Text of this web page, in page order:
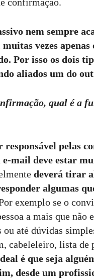
nem sempre
vezes apenas
Por isso os dois
aliados um do
qual é a
responsável pelas
e-mail deve estar
deverá tirar
algumas
exemplo se o
a mais que não
ou até dúvidas
cabeleleiro, lista de
é que seja
desde um